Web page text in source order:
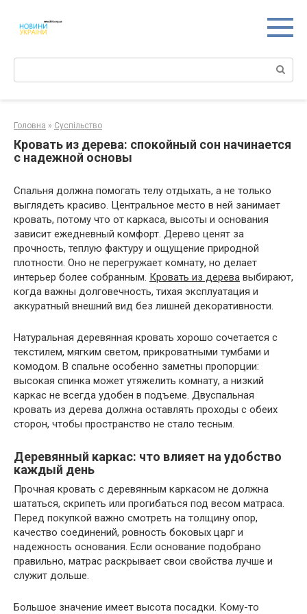
контенту
Поиск:
Головна » Суспільство
Кровать из дерева: спокойный сон начинается
с надежной основы
Спальня должна помогать телу отдыхать, а не только
выглядеть красиво. Центральное место в ней занимает
кровать, потому что от каркаса, высоты и основания
зависит ежедневный комфорт. Дерево ценят за
прочность, теплую фактуру и ощущение природной
плотности. Оно не перегружает комнату, но делает
интерьер более собранным. Кровать из дерева выбирают,
когда важны долговечность, тихая эксплуатация и
аккуратный внешний вид без лишней декоративности.
Натуральная деревянная кровать хорошо сочетается с
текстилем, мягким светом, прикроватными тумбами и
комодом. В спальне особенно заметны пропорции:
высокая спинка может утяжелить комнату, а низкий
каркас не всегда удобен в подъеме. Двуспальная
кровать из дерева должна оставлять проходы с обеих
сторон, чтобы пространство не стало тесным.
Деревянный каркас: что влияет на удобство
каждый день
Прочная кровать с деревянным каркасом не должна
шататься, скрипеть или прогибаться под весом матраса.
Перед покупкой важно смотреть на толщину опор,
качество соединений, ровность боковых царг и
надежность основания. Если основание подобрано
правильно, матрас раскрывает свои свойства лучше и
служит дольше.
Большое значение имеет высота посадки. Кому-то